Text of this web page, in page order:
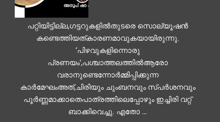
പറ്റിയിട്ടില്ല,ഗട്ടറുകളിൽതുടരെ സൊല്യൂഷൻ
കണ്ടെത്തിയത്കാരണമാവുകയായിരുന്നു.
‘പിഴവുകളിന്നൊരു
പ്രണയം’,പശ്ചാത്തലത്തിൽആരോ
വരാനുണ്ടെന്നോർമ്മിപ്പിക്കുന്ന
കാർമേഘംഅത്,ചിരിയും ചുംബനവും സ്പർശനവും
പൂർണ്ണമാക്കാതെപാത്രത്തിലെപ്പോഴും ഇച്ചിരി വറ്റ്
ബാക്കിവെച്ചു. എതോ …